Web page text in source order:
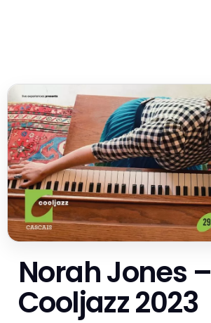
Norah Jones –
Cooljazz 2023